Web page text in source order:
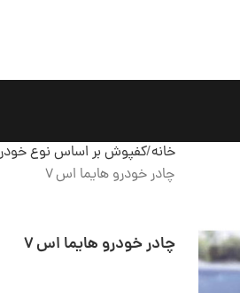
خانه کفپوش بر اساس نوع
چادر خودرو هایما اس 7
چادر خودرو هایما اس 7